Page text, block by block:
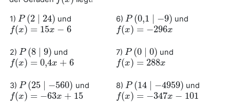
1) P (2 ∣ 24)
P( 2∣24 ) und
f(x) = 15x − 6
f(x)=15x −6
6) P (0,1 ∣ −9)
P( 0,1∣− ) und
f(x) = −296x
f(x)=−296x
2) P (8 ∣ 9)
P( 8∣9 und
f(x) = 0,4x + 6
f(x)=0,4 x+6
7) P (0 ∣ 0)
P( 0∣0 und
f(x) = 288x
f(x)=288 x
3) P (25 ∣ −560)
P( 25∣− 560) und
f(x) = −63x + 15
f(x)=−63x+15
8) P (14 ∣ −4959)
P( 14∣− 4959) und
f(x) = −347x − 101
f(x)=−347x−101